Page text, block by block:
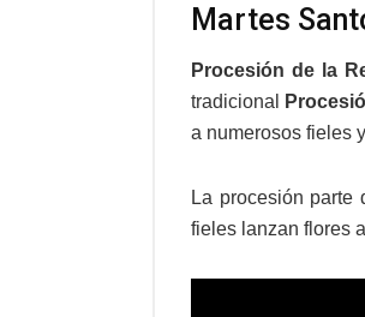
Martes
Procesión de la
tradicional
a numerosos fieles
La procesión
fieles lanzan flores